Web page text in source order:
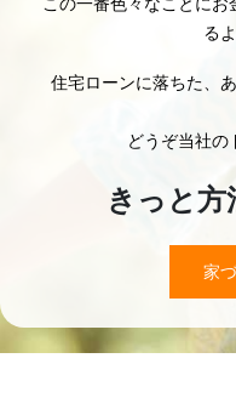
住宅ローン
ロー
よ
安
子育てという一番家
家